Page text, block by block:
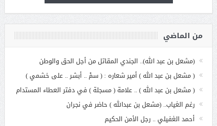
من الماضي
(مشعل بن عبد الله).. الجندي المقاتل من أجل الحق والوطن
( مشعل بن عبد الله ) أمير شعاره : ( سمْ .. أبشر .. على خشمي )
( مشعل بن عبد الله ) .. علامة ( مسجلة ) في دفتر العطاء المستدام
رغم الغياب.. (مشعل بن عبدالله ) حاضر في نجران
أحمد الغفيلي .. رجل الأمن الحكيم